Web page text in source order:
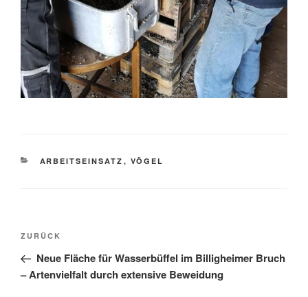
KATEGORIEN
ARBEITSEINSATZ , VÖGEL
Beitragsnavigation
Vorheriger
Beitrag
ZURÜCK
Neue Fläche für Wasserbüffel im Billigheimer Bruch
– Artenvielfalt durch extensive Beweidung